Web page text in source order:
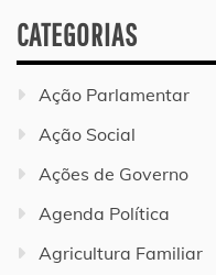
CATEGORIAS
Ação Parlamentar
Ação Social
Ações de Governo
Agenda Política
Agricultura Familiar